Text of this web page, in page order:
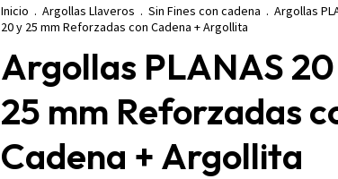
Inicio . Argollas Llaveros . Sin Fines con cadena . Argollas
20 y 25 mm Reforzadas con Cadena + Argollita
Argollas PLANAS
25 mm Reforzadas
Cadena + Argollita